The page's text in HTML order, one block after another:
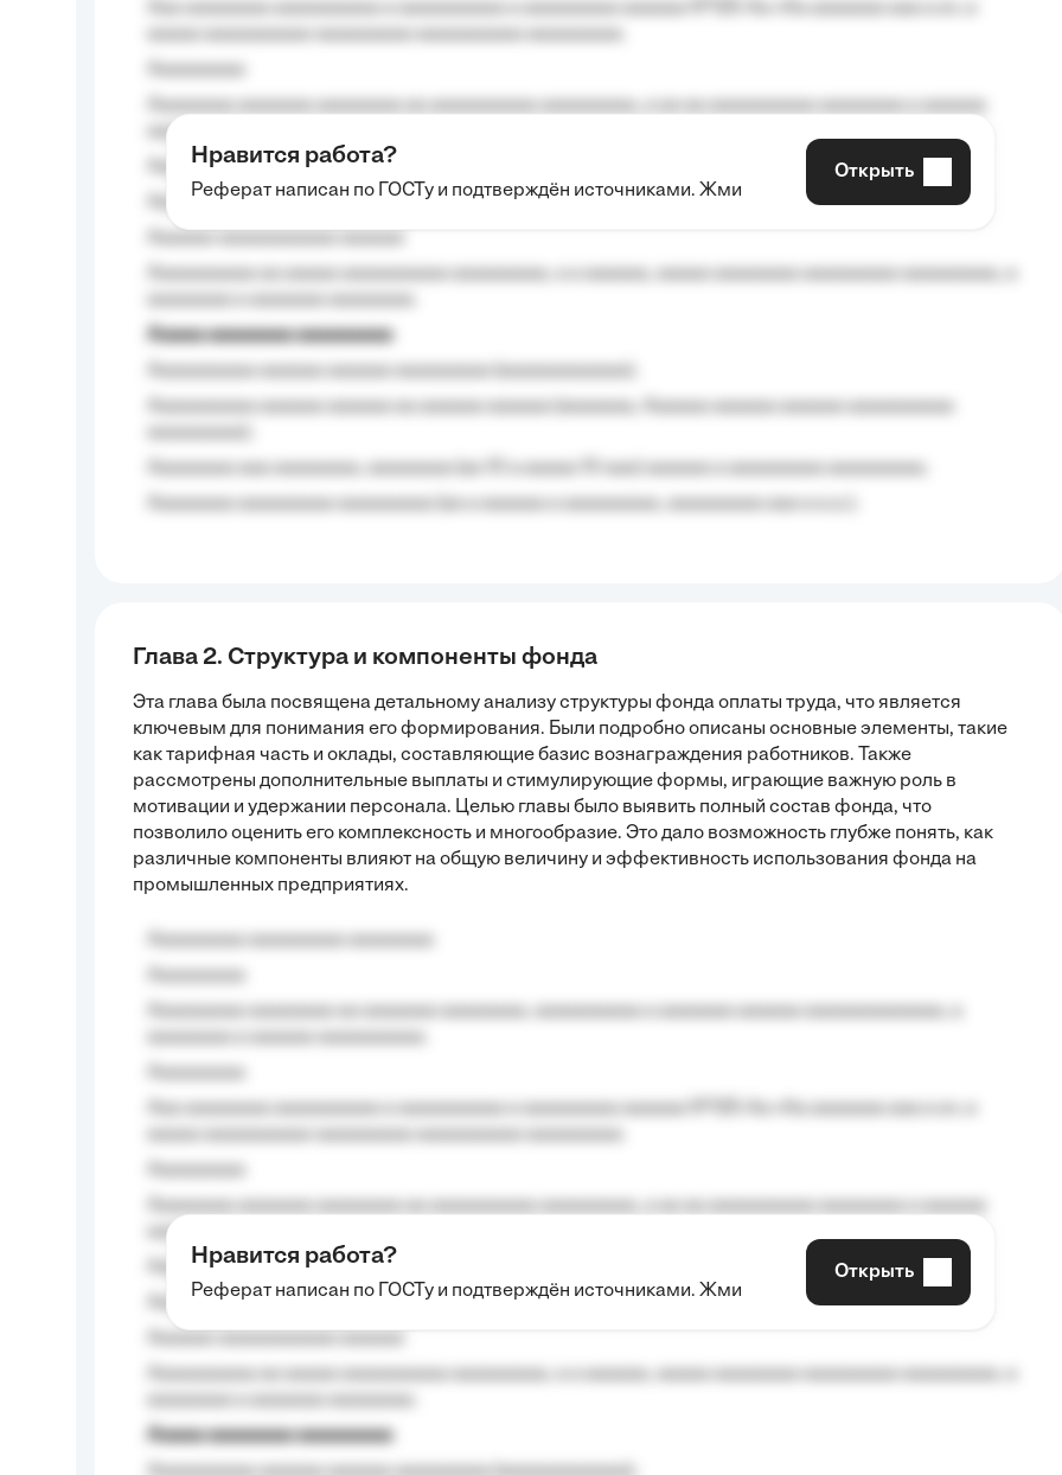
aaaa aaaa.
Aaaaaaaaa
Aaaaaaaaaa aa aaa aaaaaaaaa, a aaa aaaaaaaaaa aaa, a aaaaaaaaaa, aaaaaa aaaaaa a aaaaaa.
Aaaaa aaaaaaaa aaaaaaaaa
Нравится работа?
Реферат написан по ГОСТу и подтверждён источниками. Жми
Открыть
Глава 2. Структура и компоненты фонда
Эта глава была посвящена детальному анализу структуры фонда оплаты труда, что является
ключевым для понимания его формирования. Были подробно описаны основные элементы, такие
как тарифная часть и оклады, составляющие базис вознаграждения работников. Также
рассмотрены дополнительные выплаты и стимулирующие формы, играющие важную роль в
мотивации и удержании персонала. Целью главы было выявить полный состав фонда, что
позволило оценить его комплексность и многообразие. Это дало возможность глубже понять, как
различные компоненты влияют на общую величину и эффективность использования фонда на
промышленных предприятиях.
aaaa aaaa.
Aaaaaaaaa
Aaaaaaaaaa aa aaa aaaaaaaaa, a aaa aaaaaaaaaa aaa, a aaaaaaaaaa, aaaaaa aaaaaa a aaaaaa.
Aaaaa aaaaaaaa aaaaaaaaa
Нравится работа?
Реферат написан по ГОСТу и подтверждён источниками. Жми
Открыть